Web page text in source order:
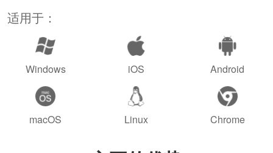
适用于：
Windows iOS Android
macOS Linux Chrome